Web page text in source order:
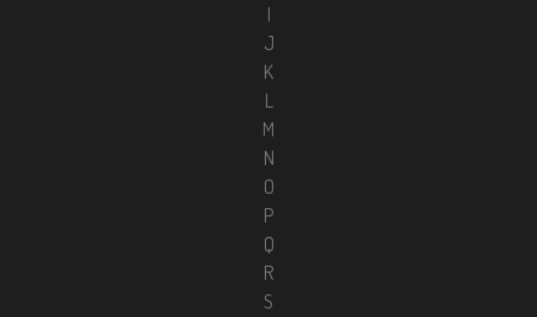
I
J
K
L
M
N
O
P
Q
R
S